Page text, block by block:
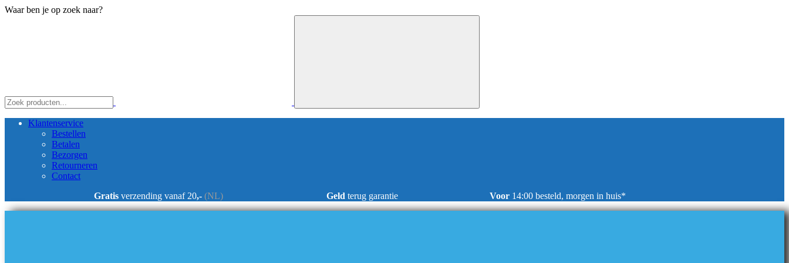
Waar ben je op zoek naar?
Klantenservice
Bestellen
Betalen
Bezorgen
Retourneren
Contact
Gratis verzending vanaf 20,- (NL) Geld terug garantie Voor 14:00 besteld, morgen in huis*